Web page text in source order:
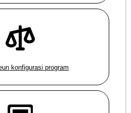
konfigurasi program